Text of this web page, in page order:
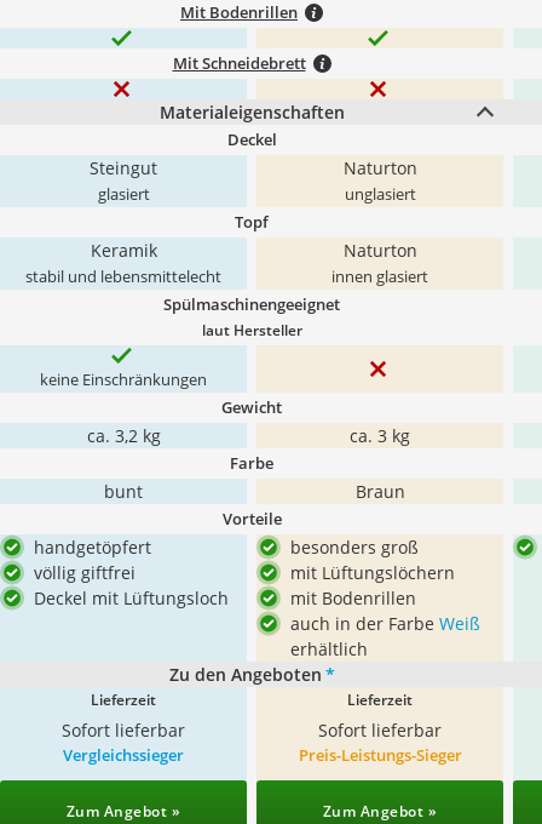
Mit Bodenrillen
Mit Schneidebrett
Materialeigenschaften
Deckel
Steingut
glasiert
Naturton
unglasiert
Topf
Keramik
stabil und lebensmittelecht
Naturton
innen glasiert
Spülmaschinengeeignet
laut Hersteller
keine Einschränkungen
Gewicht
ca. 3,2 kg ca. 3 kg
Farbe
bunt Braun
Vorteile
handgetöpfert
völlig giftfrei
Deckel mit Lüftungsloch
besonders groß
mit Lüftungslöchern
mit Bodenrillen
auch in der Farbe Weiß
erhältlich
Zu den Angeboten *
Lieferzeit
Sofort lieferbar
Lieferzeit
Sofort lieferbar
Vergleichssieger
Zum Angebot »
Preis-Leistungs-Sieger
Zum Angebot »